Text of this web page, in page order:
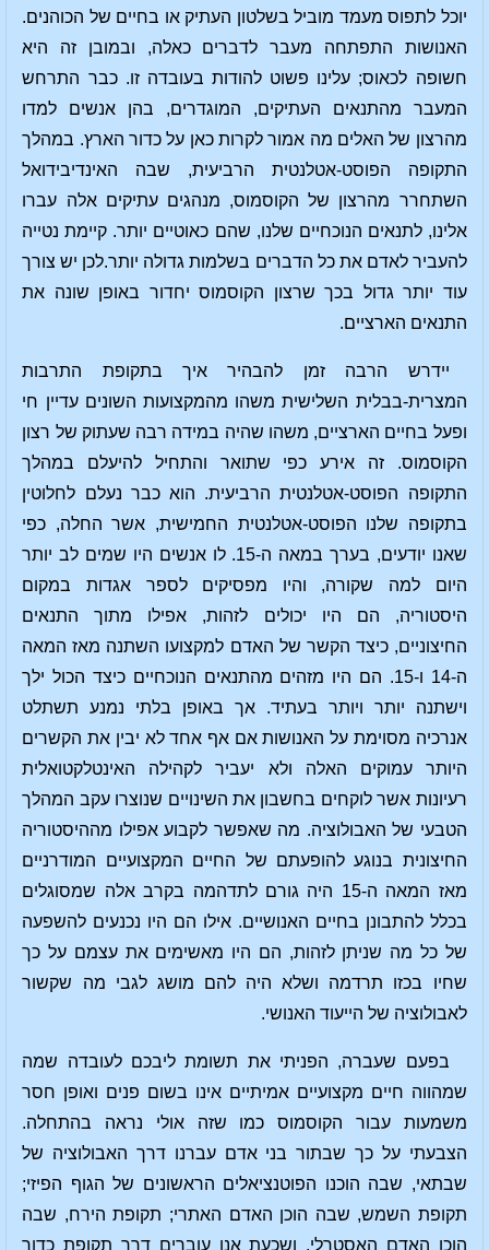
יוכל לתפוס מעמד מוביל בשלטון העתיק או בחיים של הכוהנים.
האנושות התפתחה מעבר לדברים כאלה, ובמובן זה היא
חשופה לכאוס; עלינו פשוט להודות בעובדה זו. כבר התרחש
המעבר מהתנאים העתיקים, המוגדרים, בהן אנשים למדו
מהרצון של האלים מה אמור לקרות כאן על כדור הארץ. במהלך
התקופה הפוסט-אטלנטית הרביעית, שבה האינדיבידואל
השתחרר מהרצון של הקוסמוס, מנהגים עתיקים אלה עברו
אלינו, לתנאים הנוכחיים שלנו, שהם כאוטיים יותר. קיימת נטייה
להעביר לאדם את כל הדברים בשלמות גדולה יותר.לכן יש צורך
עוד יותר גדול בכך שרצון הקוסמוס יחדור באופן שונה את
התנאים הארציים.
יידרש הרבה זמן להבהיר איך בתקופת התרבות
המצרית-בבלית השלישית משהו מהמקצועות השונים עדיין חי
ופעל בחיים הארציים, משהו שהיה במידה רבה שעתוק של רצון
הקוסמוס. זה אירע כפי שתואר והתחיל להיעלם במהלך
התקופה הפוסט-אטלנטית הרביעית. הוא כבר נעלם לחלוטין
בתקופה שלנו הפוסט-אטלנטית החמישית, אשר החלה, כפי
שאנו יודעים, בערך במאה ה-15. לו אנשים היו שמים לב יותר
היום למה שקורה, והיו מפסיקים לספר אגדות במקום
היסטוריה, הם היו יכולים לזהות, אפילו מתוך התנאים
החיצוניים, כיצד הקשר של האדם למקצועו השתנה מאז המאה
ה-14 ו-15. הם היו מזהים מהתנאים הנוכחיים כיצד הכול ילך
וישתנה יותר ויותר בעתיד. אך באופן בלתי נמנע תשתלט
אנרכיה מסוימת על האנושות אם אף אחד לא יבין את הקשרים
היותר עמוקים האלה ולא יעביר לקהילה האינטלקטואלית
רעיונות אשר לוקחים בחשבון את השינויים שנוצרו עקב המהלך
הטבעי של האבולוציה. מה שאפשר לקבוע אפילו מההיסטוריה
החיצונית בנוגע להופעתם של החיים המקצועיים המודרניים
מאז המאה ה-15 היה גורם לתדהמה בקרב אלה שמסוגלים
בכלל להתבונן בחיים האנושיים. אילו הם היו נכנעים להשפעה
של כל מה שניתן לזהות, הם היו מאשימים את עצמם על כך
שחיו בכזו תרדמה ושלא היה להם מושג לגבי מה שקשור
לאבולוציה של הייעוד האנושי.
בפעם שעברה, הפניתי את תשומת ליבכם לעובדה שמה
שמהווה חיים מקצועיים אמיתיים אינו בשום פנים ואופן חסר
משמעות עבור הקוסמוס כמו שזה אולי נראה בהתחלה.
הצבעתי על כך שבתור בני אדם עברנו דרך האבולוציה של
שבתאי, שבה הוכנו הפוטנציאלים הראשונים של הגוף הפיזי;
תקופת השמש, שבה הוכן האדם האתרי; תקופת הירח, שבה
הוכן האדם האסטרלי, ושכעת אנו עוברים דרך תקופת כדור